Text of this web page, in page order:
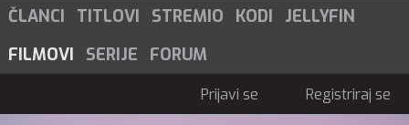
ČLANCI TITLOVI STREMIO KODI
JELLYFIN
FILMOVI
SERIJE FORUM
Prijavi se Registriraj se